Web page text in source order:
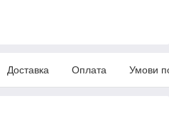
Доставка Оплата Умови